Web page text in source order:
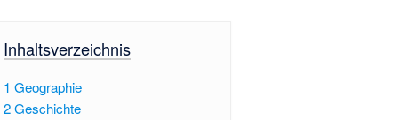
Inhaltsverzeichnis
1 Geographie
2Geschichte